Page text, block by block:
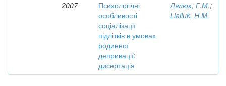
2007
Психологічні
особливості
соціалізації
підлітків в умовах
родинної
депривації:
дисертація
Лялюк, Г.М.;
Lialiuk, H.M.